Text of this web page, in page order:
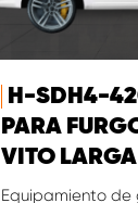
H-SDH4-
PARA
VITO LARGA
Equipamiento de